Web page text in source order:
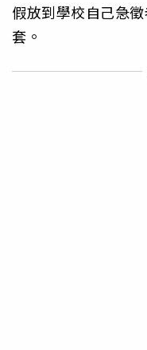
假放到學校自己急
套。